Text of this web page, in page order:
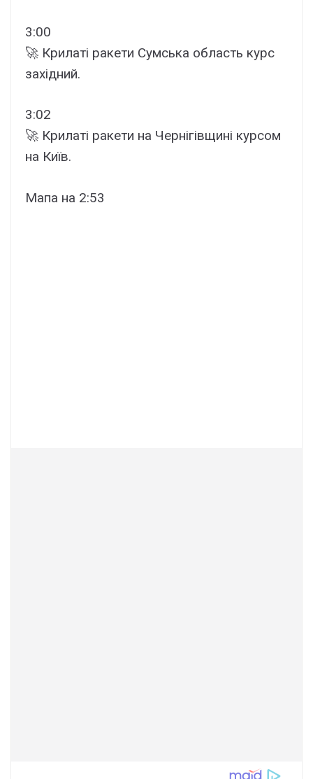
3:00
🚀 Крилаті ракети Сумська область курс
західний.
3:02
🚀 Крилаті ракети на Чернігівщині курсом
на Київ.
Мапа на 2:53